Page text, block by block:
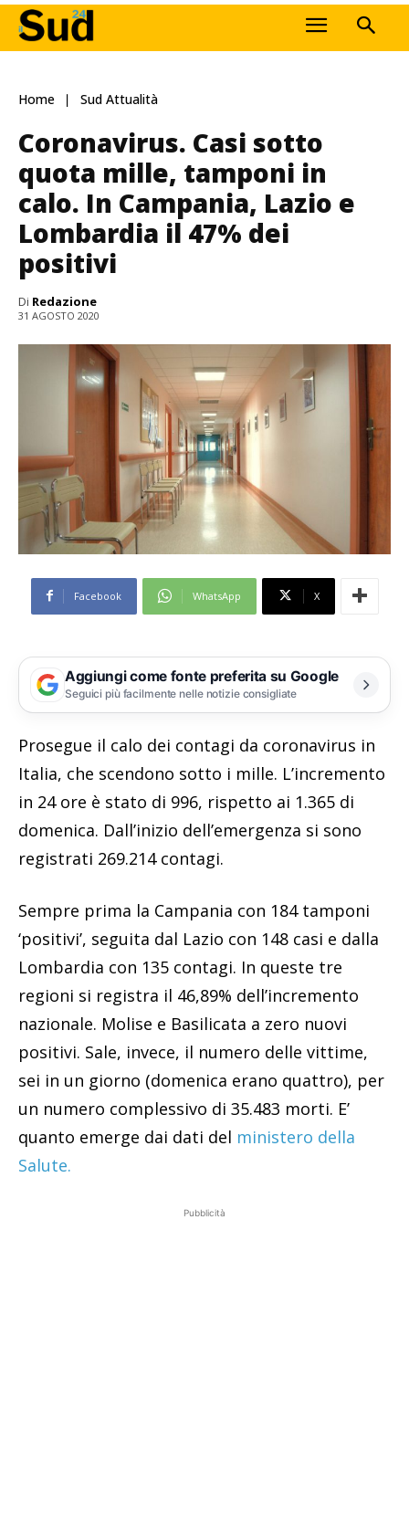
Home Sud Attualità
Coronavirus. Casi sotto
quota mille, tamponi in
calo. In Campania, Lazio e
Lombardia il 47% dei
positivi
Di Redazione
31 AGOSTO 2020
Facebook WhatsApp X
Aggiungi come fonte preferita su Google
Seguici più facilmente nelle notizie consigliate
Prosegue il calo dei contagi da coronavirus in
Italia, che scendono sotto i mille. L’incremento
in 24 ore è stato di 996, rispetto ai 1.365 di
domenica. Dall’inizio dell’emergenza si sono
registrati 269.214 contagi.
Sempre prima la Campania con 184 tamponi
‘positivi’, seguita dal Lazio con 148 casi e dalla
Lombardia con 135 contagi. In queste tre
regioni si registra il 46,89% dell’incremento
nazionale. Molise e Basilicata a zero nuovi
positivi. Sale, invece, il numero delle vittime,
sei in un giorno (domenica erano quattro), per
un numero complessivo di 35.483 morti. E’
quanto emerge dai dati del ministero della
Salute.
Pubblicità